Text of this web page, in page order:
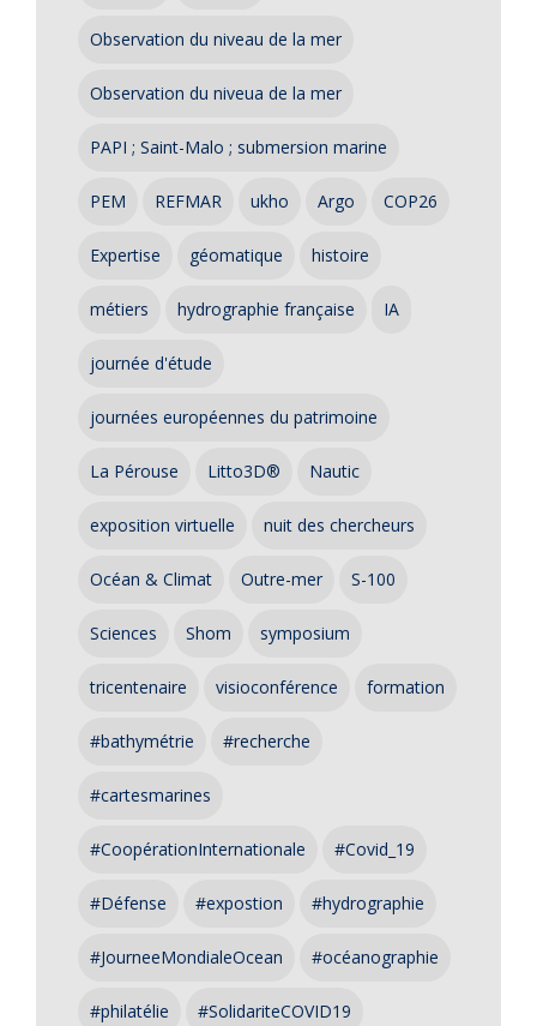
Observation du niveau de la mer
Observation du niveua de la mer
PAPI ; Saint-Malo ; submersion marine
PEM REFMAR ukho Argo COP26
Expertise géomatique histoire
métiers hydrographie française IA
journée d'étude
journées européennes du patrimoine
La Pérouse Litto3D® Nautic
exposition virtuelle nuit des chercheurs
Océan & Climat Outre-mer S-100
Sciences Shom symposium
tricentenaire visioconférence formation
#bathymétrie #recherche
#cartesmarines
#CoopérationInternationale #Covid_19
#Défense #expostion #hydrographie
#JourneeMondialeOcean #océanographie
#philatélie #SolidariteCOVID19